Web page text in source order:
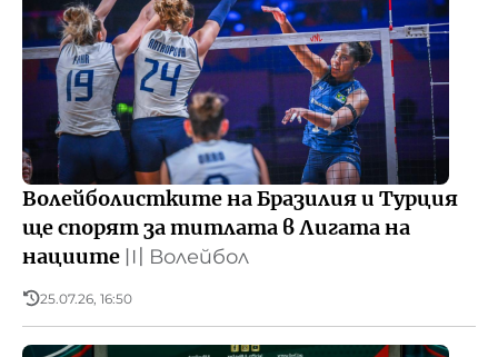
Волейболистките на Бразилия и Турция
ще спорят за титлата в Лигата на
нациите 〣 Волейбол
25.07.26, 16:50